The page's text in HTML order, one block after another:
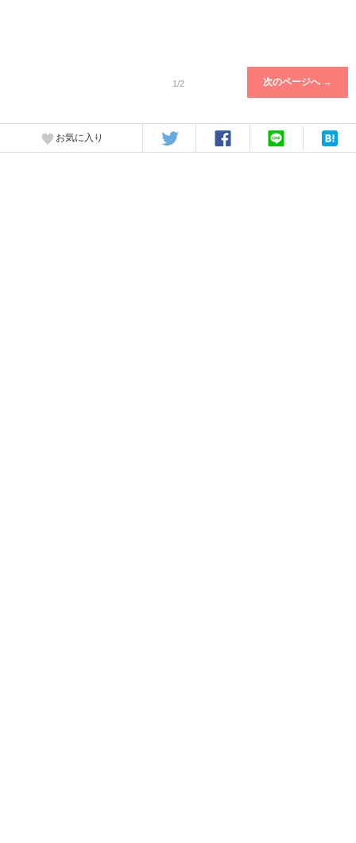
1/2 次のページへ →
お気に入り